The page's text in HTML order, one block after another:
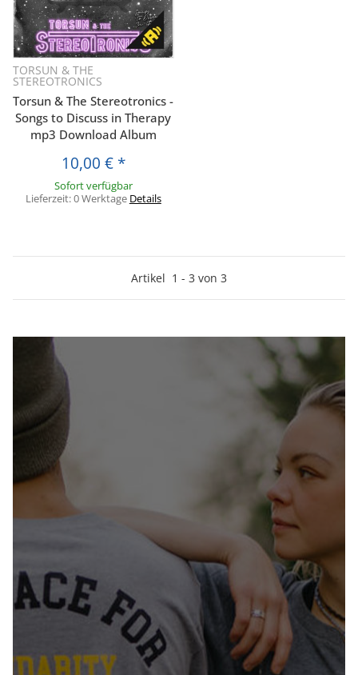
TORSUN & THE
STEREOTRONICS
Torsun & The Stereotronics -
Songs to Discuss in Therapy
mp3 Download Album
10,00 € *
Sofort verfügbar
Lieferzeit:0 Werktage Details
Artikel 1 - 3 von 3